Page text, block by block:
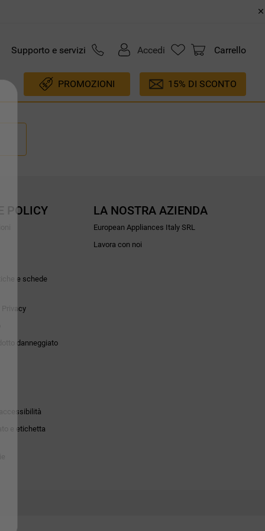
Supporto e servizi Accedi Carrello
PROMOZIONI 15% DI SCONTO
POLICY
e schede
Privacy
danneggiato
e etichetta
LA NOSTRA AZIENDA
European Appliances Italy SRL
Lavora con noi